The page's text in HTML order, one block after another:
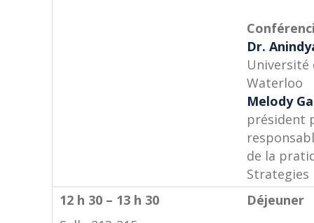
Dr.
Université
Waterloo
Melody
président
de la
Strategies
12 h 30 – 13 h 30
Déjeuner